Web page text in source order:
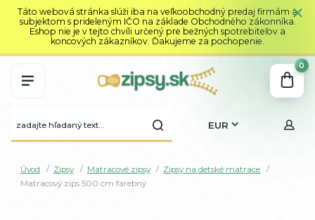
Táto webová stránka slúži iba na veľkoobchodný predaj firmám a
subjektom s prideleným IČO na základe Obchodného zákonníka.
Eshop nie je v tejto chvíli určený pre bežných spotrebiteľov a
koncových zákazníkov. Ďakujeme za pochopenie.
EUR
0
Úvod Zipsy Matracové zipsy
Zipsy na detské matrace
Matracový zips 500 cm farebný